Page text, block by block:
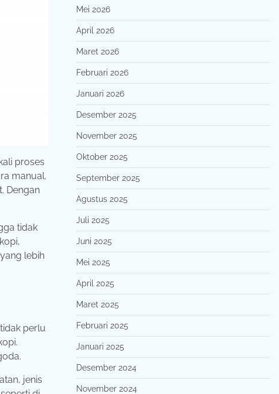
proses
manual.
Dengan
tidak
lebih
perlu
jenis
Mei 2026
April 2026
Maret 2026
Februari 2026
Januari 2026
Desember 2025
November 2025
Oktober 2025
September 2025
Agustus 2025
Juli 2025
Juni 2025
Mei 2025
April 2025
Maret 2025
Februari 2025
Januari 2025
Desember 2024
November 2024